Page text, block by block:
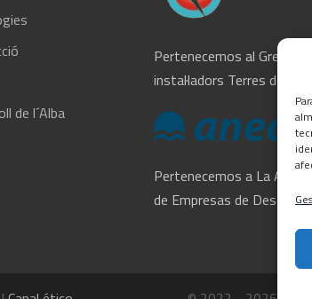
de l´Alba
Pertenecemos al Gremi
instal·ladors Terres de l’Ebre
Pertenecemos a La
de Empresas de